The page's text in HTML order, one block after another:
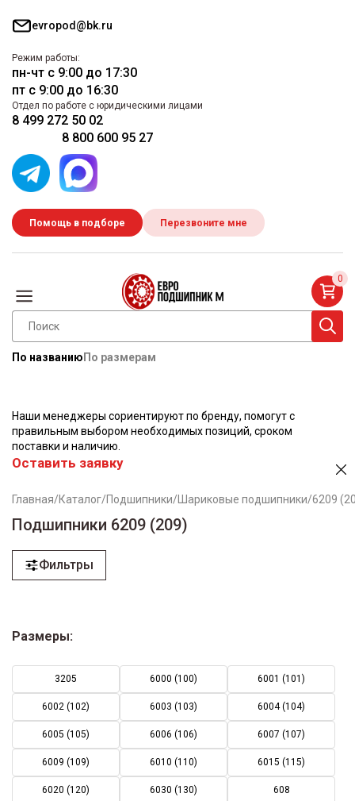
evropod@bk.ru
Режим работы:
пн-чт с 9:00 до 17:30
пт с 9:00 до 16:30
Отдел по работе с юридическими лицами
8 499 272 50 02
8 800 600 95 27
Помощь в подборе Перезвоните мне
По названию По размерам
0
Наши менеджеры сориентируют по бренду, помогут с
правильным выбором необходимых позиций, сроком
поставки и наличию.
Оставить заявку
Главная/Каталог/Подшипники/ Шариковые подшипники/6209
Подшипники 6209 (209)
Фильтры
Размеры:
3205 6000 (100) 6001 (101)
6002 (102) 6003 (103) 6004 (104)
6005 (105) 6006 (106) 6007 (107)
6009 (109) 6010 (110) 6015 (115)
6020 (120) 6030 (130) 608